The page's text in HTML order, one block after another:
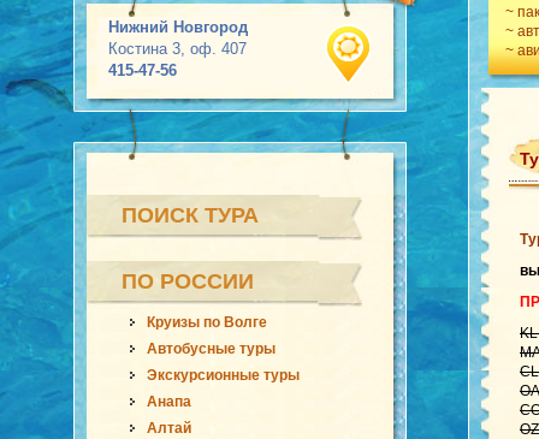
Нижний Новгород
Костина 3, оф. 407
415-47-56
~
~
~
ПОИСК ТУРА
ПО РОССИИ
Круизы по Волге
Автобусные туры
Экскурсионные туры
Анапа
Алтай